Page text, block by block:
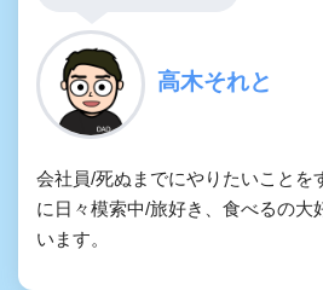
高木それと
会社員/死ぬまでにやりたいことを
に日々模索中/旅好き、食べるの大
います。